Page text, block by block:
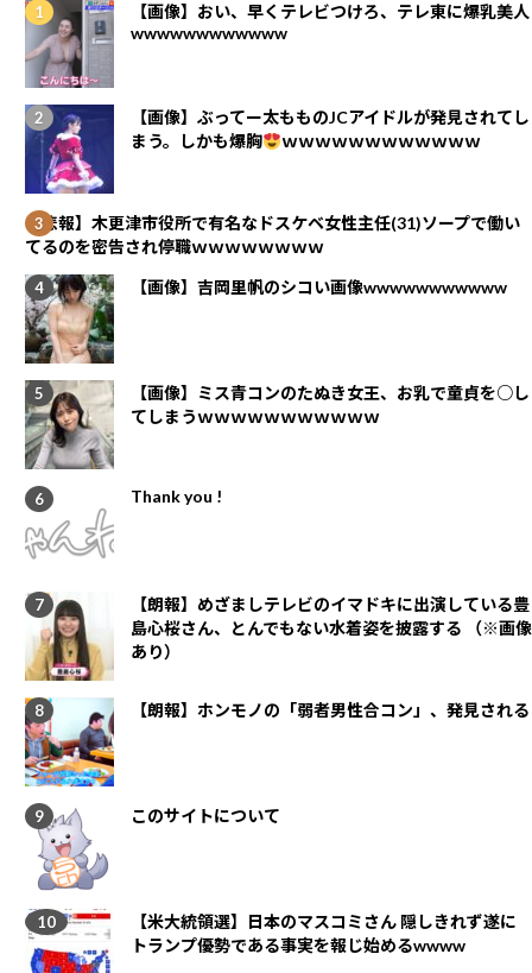
【画像】おい、早くテレビつけろ、テレ東に爆乳美人
wwwwwwwwwwww
【画像】ぶってー太もものJCアイドルが発見されてし
まう。しかも爆胸
ｗｗｗｗｗｗｗｗｗｗｗｗ
【悲報】木更津市役所で有名なドスケベ女性主任(31)ソープで働い
てるのを密告され停職ｗｗｗｗｗｗｗｗ
【画像】吉岡里帆のシコい画像wwwwwwwwwww
【画像】ミス青コンのたぬき女王、お乳で童貞を○し
てしまうｗｗｗｗｗｗｗｗｗｗｗ
Thank you !
【朗報】めざましテレビのイマドキに出演している豊
島心桜さん、とんでもない水着姿を披露する （※画像
あり）
【朗報】ホンモノの「弱者男性合コン」、発見される
このサイトについて
【米大統領選】日本のマスコミさん 隠しきれず遂に
トランプ優勢である事実を報じ始めるwwww